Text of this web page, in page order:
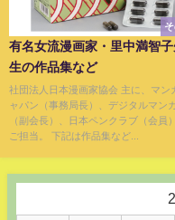
有名女流漫画家・里中満智
生の作品集など
社団法人日本漫画家協会 主に、マン
ャパン（事務局長）、デジタルマン
（副会長）、日本ペンクラブ（会員
ご担当。 下記は作品集など...